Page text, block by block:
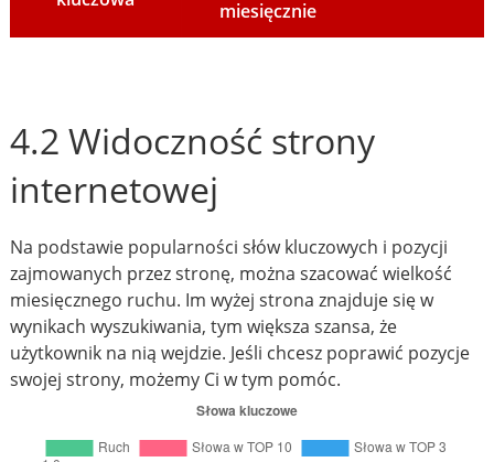
miesięcznie
4.2 Widoczność strony
internetowej
Na podstawie popularności słów kluczowych i pozycji
zajmowanych przez stronę, można szacować wielkość
miesięcznego ruchu. Im wyżej strona znajduje się w
wynikach wyszukiwania, tym większa szansa, że
użytkownik na nią wejdzie. Jeśli chcesz poprawić pozycje
swojej strony, możemy Ci w tym pomóc.